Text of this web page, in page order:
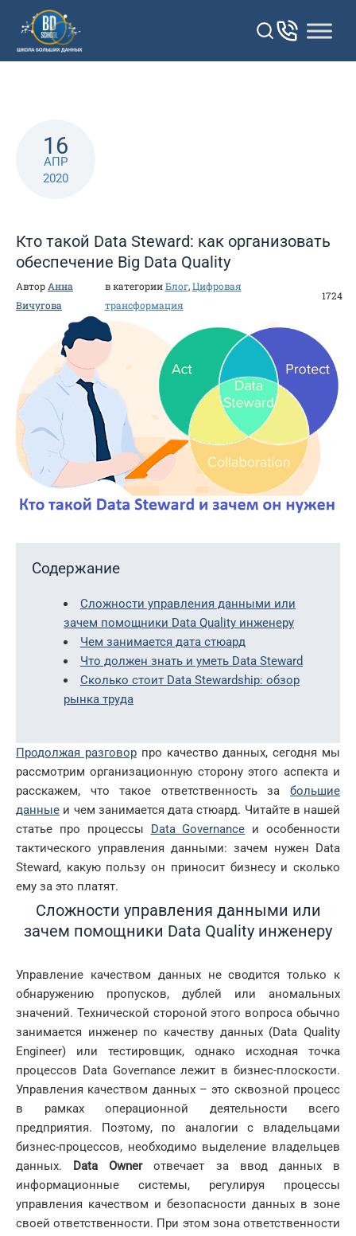
Перейти
контенту
16
АПР
2020
Кто такой Data Steward: как организовать
обеспечение Big Data Quality
Автор Анна
Вичугова
в категорииБлог,Цифровая
трансформация
1724
Содержание
Сложности управления данными или
зачем помощники Data Quality инженеру
Чем занимается дата стюард
Что должен знать и уметь Data Steward
Сколько стоит Data Stewardship: обзор
рынка труда
Продолжая разговорпро качество данных, сегодня мы
рассмотрим организационную сторону этого аспекта и
расскажем, что такое ответственность за большие
данные и чем занимается дата стюард. Читайте в нашей
статье про процессы Data Governance и особенности
тактического управления данными: зачем нужен Data
Steward, какую пользу он приносит бизнесу и сколько
ему за это платят.
Сложности управления данными или
зачем помощники Data Quality инженеру
Управление качеством данных не сводится только к
обнаружению пропусков, дублей или аномальных
значений. Технической стороной этого вопроса обычно
занимается инженер по качеству данных (Data Quality
Engineer) или тестировщик, однако исходная точка
процессов Data Governance лежит в бизнес-плоскости.
Управления качеством данных – это сквозной процесс
в рамках операционной деятельности всего
предприятия. Поэтому, по аналогии с владельцами
бизнес-процессов, необходимо выделение владельцев
данных. Data Ownerотвечает за ввод данных в
информационные системы, регулируя процессы
управления качеством и безопасности данных в зоне
своей ответственности. При этом зона ответственности